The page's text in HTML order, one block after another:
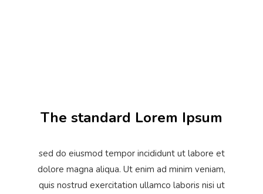
The standard Lorem Ipsum
sed do eiusmod tempor incididunt ut labore et
dolore magna aliqua. Ut enim ad minim veniam,
quis nostrud exercitation ullamco laboris nisi ut